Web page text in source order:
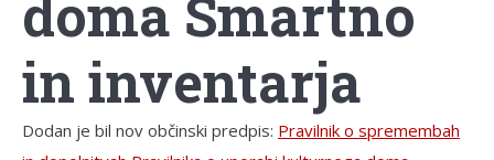
doma Šmartno
in inventarja
Dodan je bil nov občinski predpis: Pravilnik o spremembah